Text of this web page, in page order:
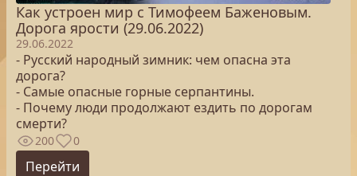
Как устроен мир с Тимофеем Баженовым.
Дорога ярости (29.06.2022)
29.06.2022
- Русский народный зимник: чем опасна эта
дорога?
- Самые опасные горные серпантины.
- Почему люди продолжают ездить по дорогам
смерти?
200 0
Перейти